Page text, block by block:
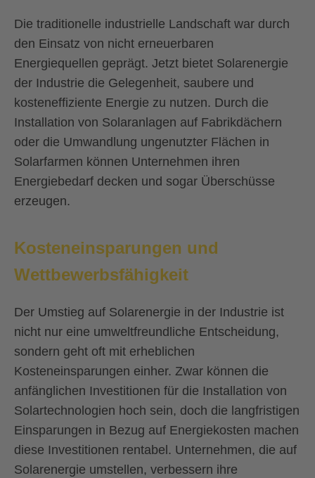
Die traditionelle industrielle Landschaft war durch
den Einsatz von nicht erneuerbaren
Energiequellen geprägt. Jetzt bietet Solarenergie
der Industrie die Gelegenheit, saubere und
kosteneffiziente Energie zu nutzen. Durch die
Installation von Solaranlagen auf Fabrikdächern
oder die Umwandlung ungenutzter Flächen in
Solarfarmen können Unternehmen ihren
Energiebedarf decken und sogar Überschüsse
erzeugen.
Kosteneinsparungen und
Wettbewerbsfähigkeit
Der Umstieg auf Solarenergie in der Industrie ist
nicht nur eine umweltfreundliche Entscheidung,
sondern geht oft mit erheblichen
Kosteneinsparungen einher. Zwar können die
anfänglichen Investitionen für die Installation von
Solartechnologien hoch sein, doch die langfristigen
Einsparungen in Bezug auf Energiekosten machen
diese Investitionen rentabel. Unternehmen, die auf
Solarenergie umstellen, verbessern ihre